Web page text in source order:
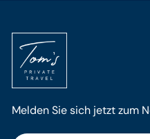
Melden Sie sich jetzt zum